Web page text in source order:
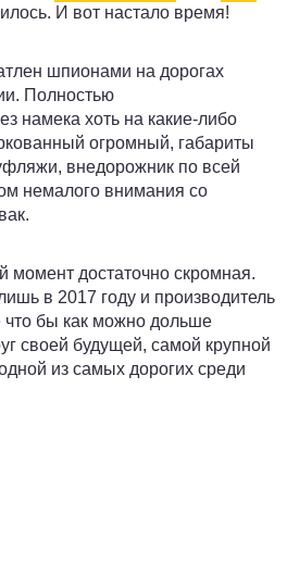
И вот настало время!
шпионами на дорогах
Полностью
намека хоть на какие-либо
огромный, габариты
внедорожник по всей
немалого внимания со
достаточно скромная.
в 2017 году и производитель
что бы как можно дольше
своей будущей, самой крупной
из самых дорогих среди